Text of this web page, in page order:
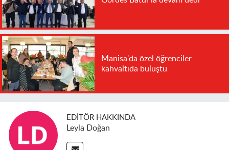
Manisa'da özel öğrenciler
kahvaltıda buluştu
EDITÖR HAKKINDA
Leyla Doğan